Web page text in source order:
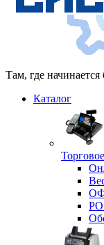
Там, где начинается
Каталог